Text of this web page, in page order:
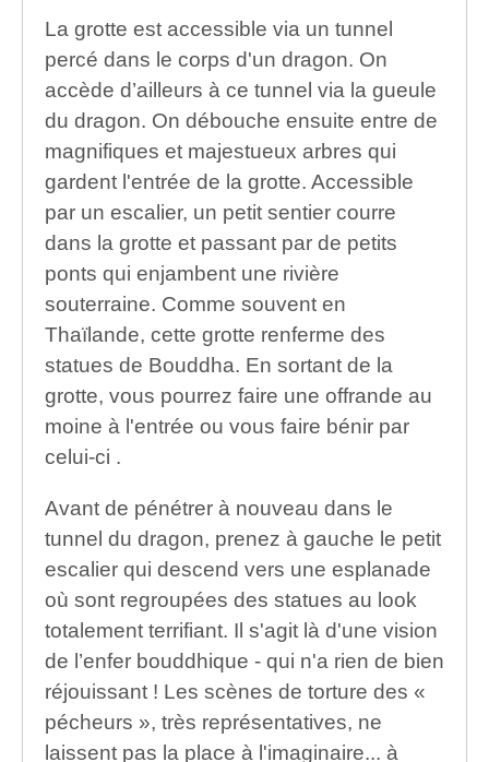
La grotte est accessible via un tunnel
percé dans le corps d'un dragon. On
accède d’ailleurs à ce tunnel via la gueule
du dragon. On débouche ensuite entre de
magnifiques et majestueux arbres qui
gardent l'entrée de la grotte. Accessible
par un escalier, un petit sentier courre
dans la grotte et passant par de petits
ponts qui enjambent une rivière
souterraine. Comme souvent en
Thaïlande, cette grotte renferme des
statues de Bouddha. En sortant de la
grotte, vous pourrez faire une offrande au
moine à l'entrée ou vous faire bénir par
celui-ci .
Avant de pénétrer à nouveau dans le
tunnel du dragon, prenez à gauche le petit
escalier qui descend vers une esplanade
où sont regroupées des statues au look
totalement terrifiant. Il s'agit là d'une vision
de l’enfer bouddhique - qui n'a rien de bien
réjouissant ! Les scènes de torture des «
pécheurs », très représentatives, ne
laissent pas la place à l'imaginaire... à